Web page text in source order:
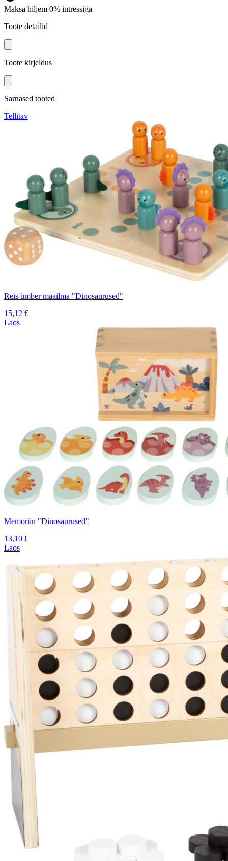
Maksa hiljem 0% intressiga
Toote detailid
Toote kirjeldus
Sarnased tooted
Tellitav
Reis ümber maailma "Dinosaurused"
15,12 €
Laos
Memoriin "Dinosaurused"
13,10 €
Laos